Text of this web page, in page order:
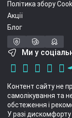
Політика збору
Акції
Блог
Ми у
Контент сайту не
самолікування та
обстеження і
У разі